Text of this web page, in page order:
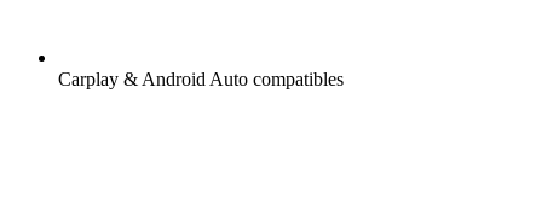
Carplay & Android Auto compatibles